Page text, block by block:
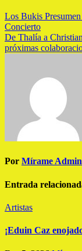
Los Bukis
Concierto
De Thalía a
próximas
Por Mírame Admin
Entrada
Artistas
¡Eduin Caz